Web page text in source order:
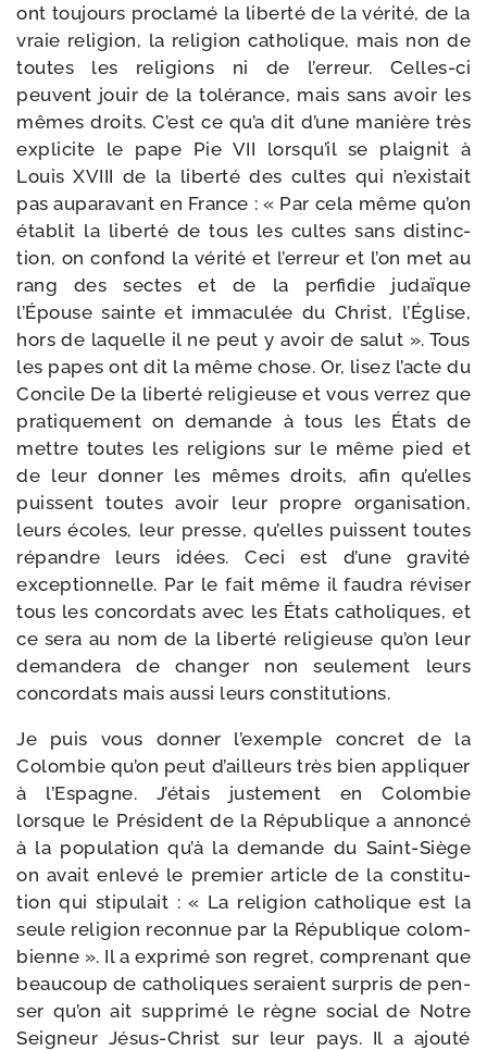
ont tou­jours pro­cla­mé la liber­té de la véri­té, de la
vraie reli­gion, la reli­gion catho­lique, mais non de
toutes les reli­gions ni de l’erreur. Celles-​ci
peuvent jouir de la tolé­rance, mais sans avoir les
mêmes droits. C’est ce qu’a dit d’une manière très
expli­cite le pape Pie VII lorsqu’il se plai­gnit à
Louis XVIII de la liber­té des cultes qui n’existait
pas aupa­ra­vant en France : « Par cela même qu’on
éta­blit la liber­té de tous les cultes sans dis­tinc­
tion, on confond la véri­té et l’erreur et l’on met au
rang des sectes et de la per­fi­die judaïque
l’Épouse sainte et imma­cu­lée du Christ, l’Église,
hors de laquelle il ne peut y avoir de salut ». Tous
les papes ont dit la même chose. Or, lisez l’acte du
Concile De la liber­té reli­gieuse et vous ver­rez que
pra­ti­que­ment on demande à tous les États de
mettre toutes les reli­gions sur le même pied et
de leur don­ner les mêmes droits, afin qu’elles
puissent toutes avoir leur propre orga­ni­sa­tion,
leurs écoles, leur presse, qu’elles puissent toutes
répandre leurs idées. Ceci est d’une gra­vi­té
excep­tion­nelle. Par le fait même il fau­dra révi­ser
tous les concor­dats avec les États catho­liques, et
ce sera au nom de la liber­té reli­gieuse qu’on leur
deman­de­ra de chan­ger non seule­ment leurs
concor­dats mais aus­si leurs constitutions.
Je puis vous don­ner l’exemple concret de la
Colombie qu’on peut d’ailleurs très bien appli­quer
à l’Espagne. J’étais jus­te­ment en Colombie
lorsque le Président de la République a annon­cé
à la popu­la­tion qu’à la demande du Saint-​Siège
on avait enle­vé le pre­mier article de la consti­tu­
tion qui sti­pu­lait : « La reli­gion catho­lique est la
seule reli­gion recon­nue par la République colom­
bienne ». Il a expri­mé son regret, com­pre­nant que
beau­coup de catho­liques seraient sur­pris de pen­
ser qu’on ait sup­pri­mé le règne social de Notre
Seigneur Jésus-​Christ sur leur pays. Il a ajou­té